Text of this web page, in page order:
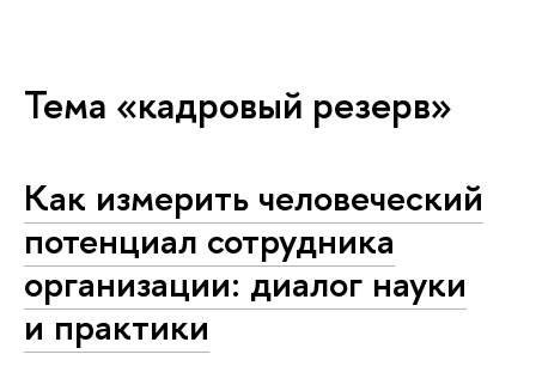
Тема «кадровый резерв»
Как измерить человеческий
потенциал сотрудника
организации: диалог науки
и практики